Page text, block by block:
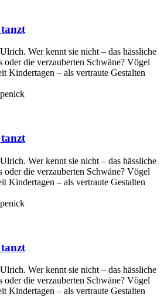
Wer kennt sie nicht – das hässliche
die verzauberten Schwäne? Vögel
Kindertagen – als vertraute Gestalten
Wer kennt sie nicht – das hässliche
die verzauberten Schwäne? Vögel
Kindertagen – als vertraute Gestalten
Wer kennt sie nicht – das hässliche
die verzauberten Schwäne? Vögel
Kindertagen – als vertraute Gestalten